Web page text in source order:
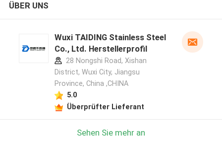
ÜBER UNS
Wuxi TAIDING Stainless Steel
Co., Ltd. Herstellerprofil
28 Nongshi Road, Xishan
District, Wuxi City, Jiangsu
Province, China ,CHINA
5.0
Überprüfter Lieferant
Sehen Sie mehr an